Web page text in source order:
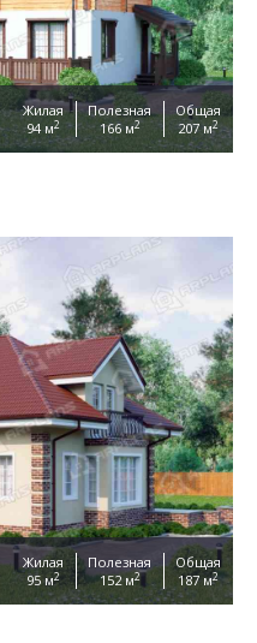
Жилая
94 м2
Полезная
166 м2
Общая
207 м2
Жилая
95 м2
Полезная
152 м2
Общая
187 м2